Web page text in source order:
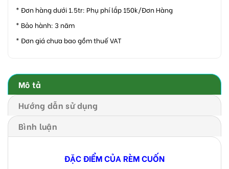
* Đơn hàng dưới 1.5tr: Phụ phí lắp 150k/Đơn Hàng
* Bảo hành: 3 năm
* Đơn giá chưa bao gồm thuế VAT
Mô tả
Hướng dẫn sử dụng
Bình luận
ĐẶC ĐIỂM CỦA RÈM CUỐN